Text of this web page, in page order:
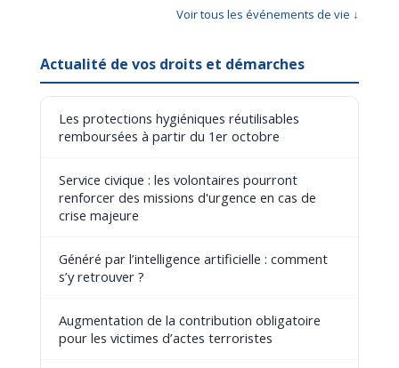
Voir tous les événements de vie ↓
Actualité de vos droits et démarches
Les protections hygiéniques réutilisables
remboursées à partir du 1er octobre
Service civique : les volontaires pourront
renforcer des missions d'urgence en cas de
crise majeure
Généré par l’intelligence artificielle : comment
s’y retrouver ?
Augmentation de la contribution obligatoire
pour les victimes d’actes terroristes